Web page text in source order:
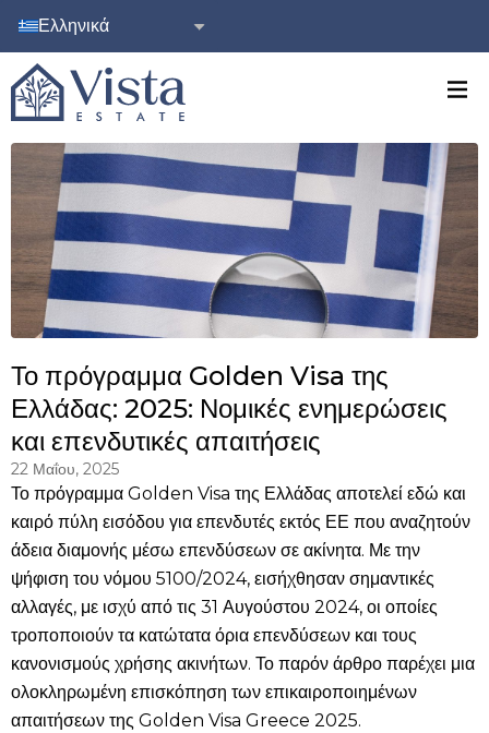
Ελληνικά
Το πρόγραμμα Golden Visa της
Ελλάδας: 2025: Νομικές ενημερώσεις
και επενδυτικές απαιτήσεις
22 Μαΐου, 2025
Το πρόγραμμα Golden Visa της Ελλάδας αποτελεί εδώ και
καιρό πύλη εισόδου για επενδυτές εκτός ΕΕ που αναζητούν
άδεια διαμονής μέσω επενδύσεων σε ακίνητα. Με την
ψήφιση του νόμου 5100/2024, εισήχθησαν σημαντικές
αλλαγές, με ισχύ από τις 31 Αυγούστου 2024, οι οποίες
τροποποιούν τα κατώτατα όρια επενδύσεων και τους
κανονισμούς χρήσης ακινήτων. Το παρόν άρθρο παρέχει μια
ολοκληρωμένη επισκόπηση των επικαιροποιημένων
απαιτήσεων της Golden Visa Greece 2025.